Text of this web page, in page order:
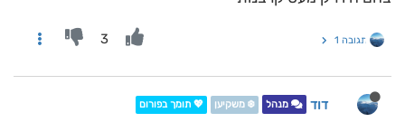
תגובה 1 3
דוד מנהל ❄️ משקיען 💖 תומך בפורום